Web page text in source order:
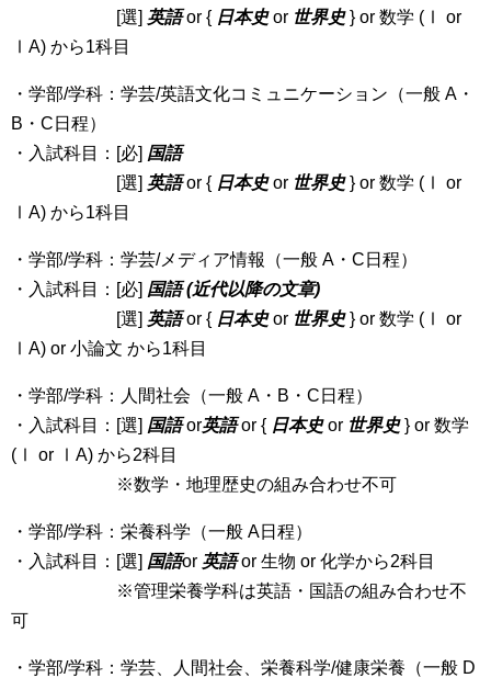
[選] 英語or { 日本史or 世界史} or 数学 (Ⅰ or
ⅠA) から1科目
・学部/学科：学芸/英語文化コミュニケーション（一般 A・
B・C日程）
・入試科目：[必] 国語
[選] 英語or { 日本史or 世界史} or 数学 (Ⅰ or
ⅠA) から1科目
・学部/学科：学芸/メディア情報（一般 A・C日程）
・入試科目：[必] 国語 (近代以降の文章)
[選] 英語or { 日本史or 世界史} or 数学 (Ⅰ or
ⅠA) or 小論文 から1科目
・学部/学科：人間社会（一般 A・B・C日程）
・入試科目：[選] 国語or英語or { 日本史or 世界史} or 数学
(Ⅰ or ⅠA) から2科目
※数学・地理歴史の組み合わせ不可
・学部/学科：栄養科学（一般 A日程）
・入試科目：[選] 国語or 英語or 生物 or 化学から2科目
※管理栄養学科は英語・国語の組み合わせ不
可
・学部/学科：学芸、人間社会、栄養科学/健康栄養（一般 D